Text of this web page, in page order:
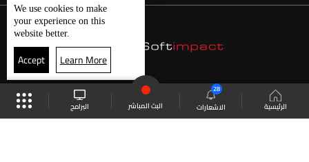
الرئيسية الاشعارات
28
البث المباشر البرامج
We use cookies to make
your experience on this
website better.
Accept Learn More
موقع البرامج الجدول البث المباشر